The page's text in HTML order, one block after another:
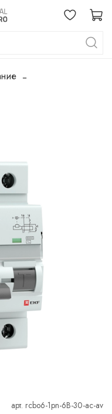
арт. rcbo6-1pn-6B-30-ac-av